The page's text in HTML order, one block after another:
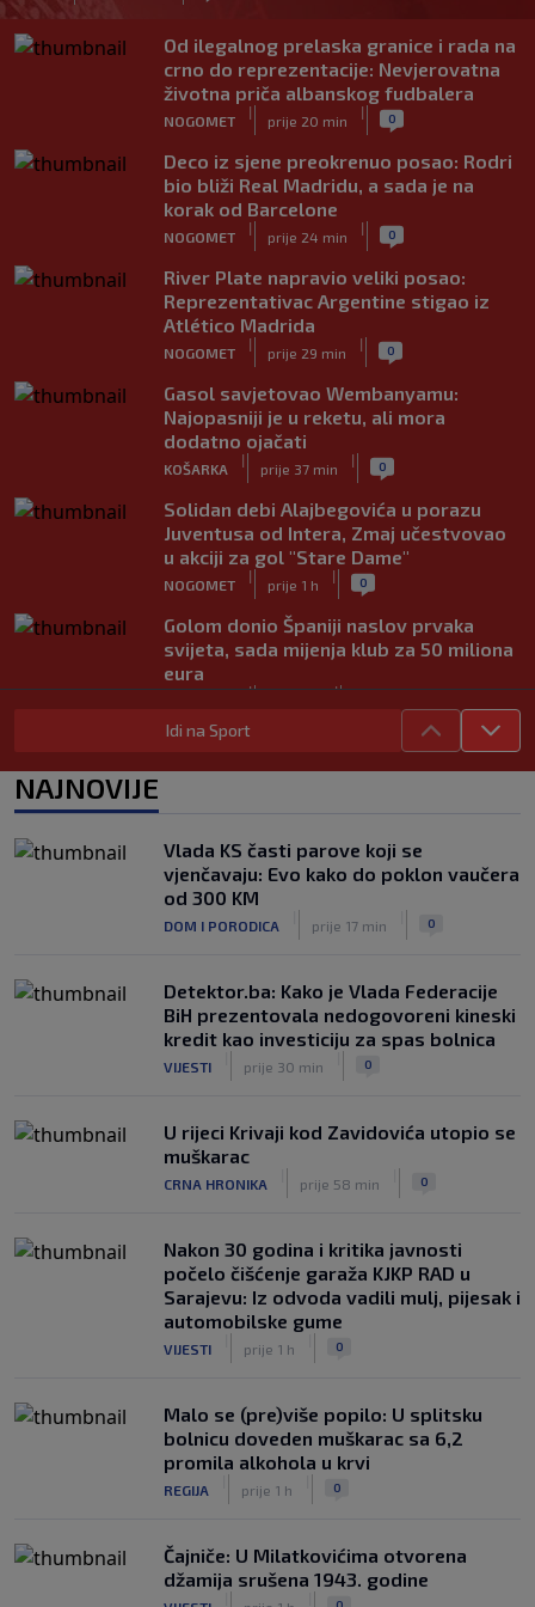
Od ilegalnog prelaska granice i rada na
crno do reprezentacije: Nevjerovatna
životna priča albanskog fudbalera
NOGOMET
|
prije 20 min
| 0
Deco iz sjene preokrenuo posao: Rodri
bio bliži Real Madridu, a sada je na
korak od Barcelone
NOGOMET
|
prije 24 min
| 0
River Plate napravio veliki posao:
Reprezentativac Argentine stigao iz
Atlético Madrida
NOGOMET
|
prije 29 min
| 0
Gasol savjetovao Wembanyamu:
Najopasniji je u reketu, ali mora
dodatno ojačati
KOŠARKA
|
prije 37 min
| 0
Solidan debi Alajbegovića u porazu
Juventusa od Intera, Zmaj učestvovao
u akciji za gol "Stare Dame"
NOGOMET
|
prije 1 h
| 0
Golom donio Španiji naslov prvaka
svijeta, sada mijenja klub za 50 miliona
eura
| |
Preminuo otac Lionela Messija
NOGOMET prije 4 h
prema Želji koja je obavezan smjer za
plavi voz
NOGOMET
|
prije 5 h
Idi na Sport
NAJNOVIJE
Vlada KS časti parove koji se
vjenčavaju: Evo kako do poklon vaučera
od 300 KM
DOM I PORODICA prije 17 min 0
Detektor.ba: Kako je Vlada Federacije
BiH prezentovala nedogovoreni kineski
kredit kao investiciju za spas bolnica
VIJESTI prije 30 min 0
U rijeci Krivaji kod Zavidovića utopio se
muškarac
CRNA HRONIKA prije 58 min 0
Nakon 30 godina i kritika javnosti
počelo čišćenje garaža KJKP RAD u
Sarajevu: Iz odvoda vadili mulj, pijesak i
automobilske gume
VIJESTI prije 1 h 0
Malo se (pre)više popilo: U splitsku
bolnicu doveden muškarac sa 6,2
promila alkohola u krvi
REGIJA prije 1 h 0
Čajniče: U Milatkovićima otvorena
džamija srušena 1943. godine
0